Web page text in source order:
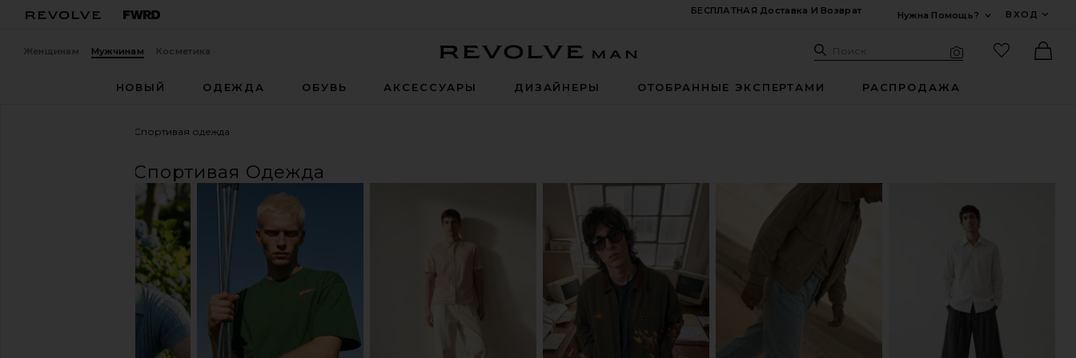
БЕСПЛАТНАЯ Доставка И Возврат
Нужна Помощь?
ВХОД
Женщинам Мужчинам Косметика Поиск: Site
Поиск
НОВЫЙ ОДЕЖДА ОБУВЬ АКСЕССУАРЫ ДИЗАЙНЕРЫ ОТОБРАННЫЕ ЭКСПЕРТАМИ РАСПРОДАЖА
Спортивая одежда
Спортивая Одежда